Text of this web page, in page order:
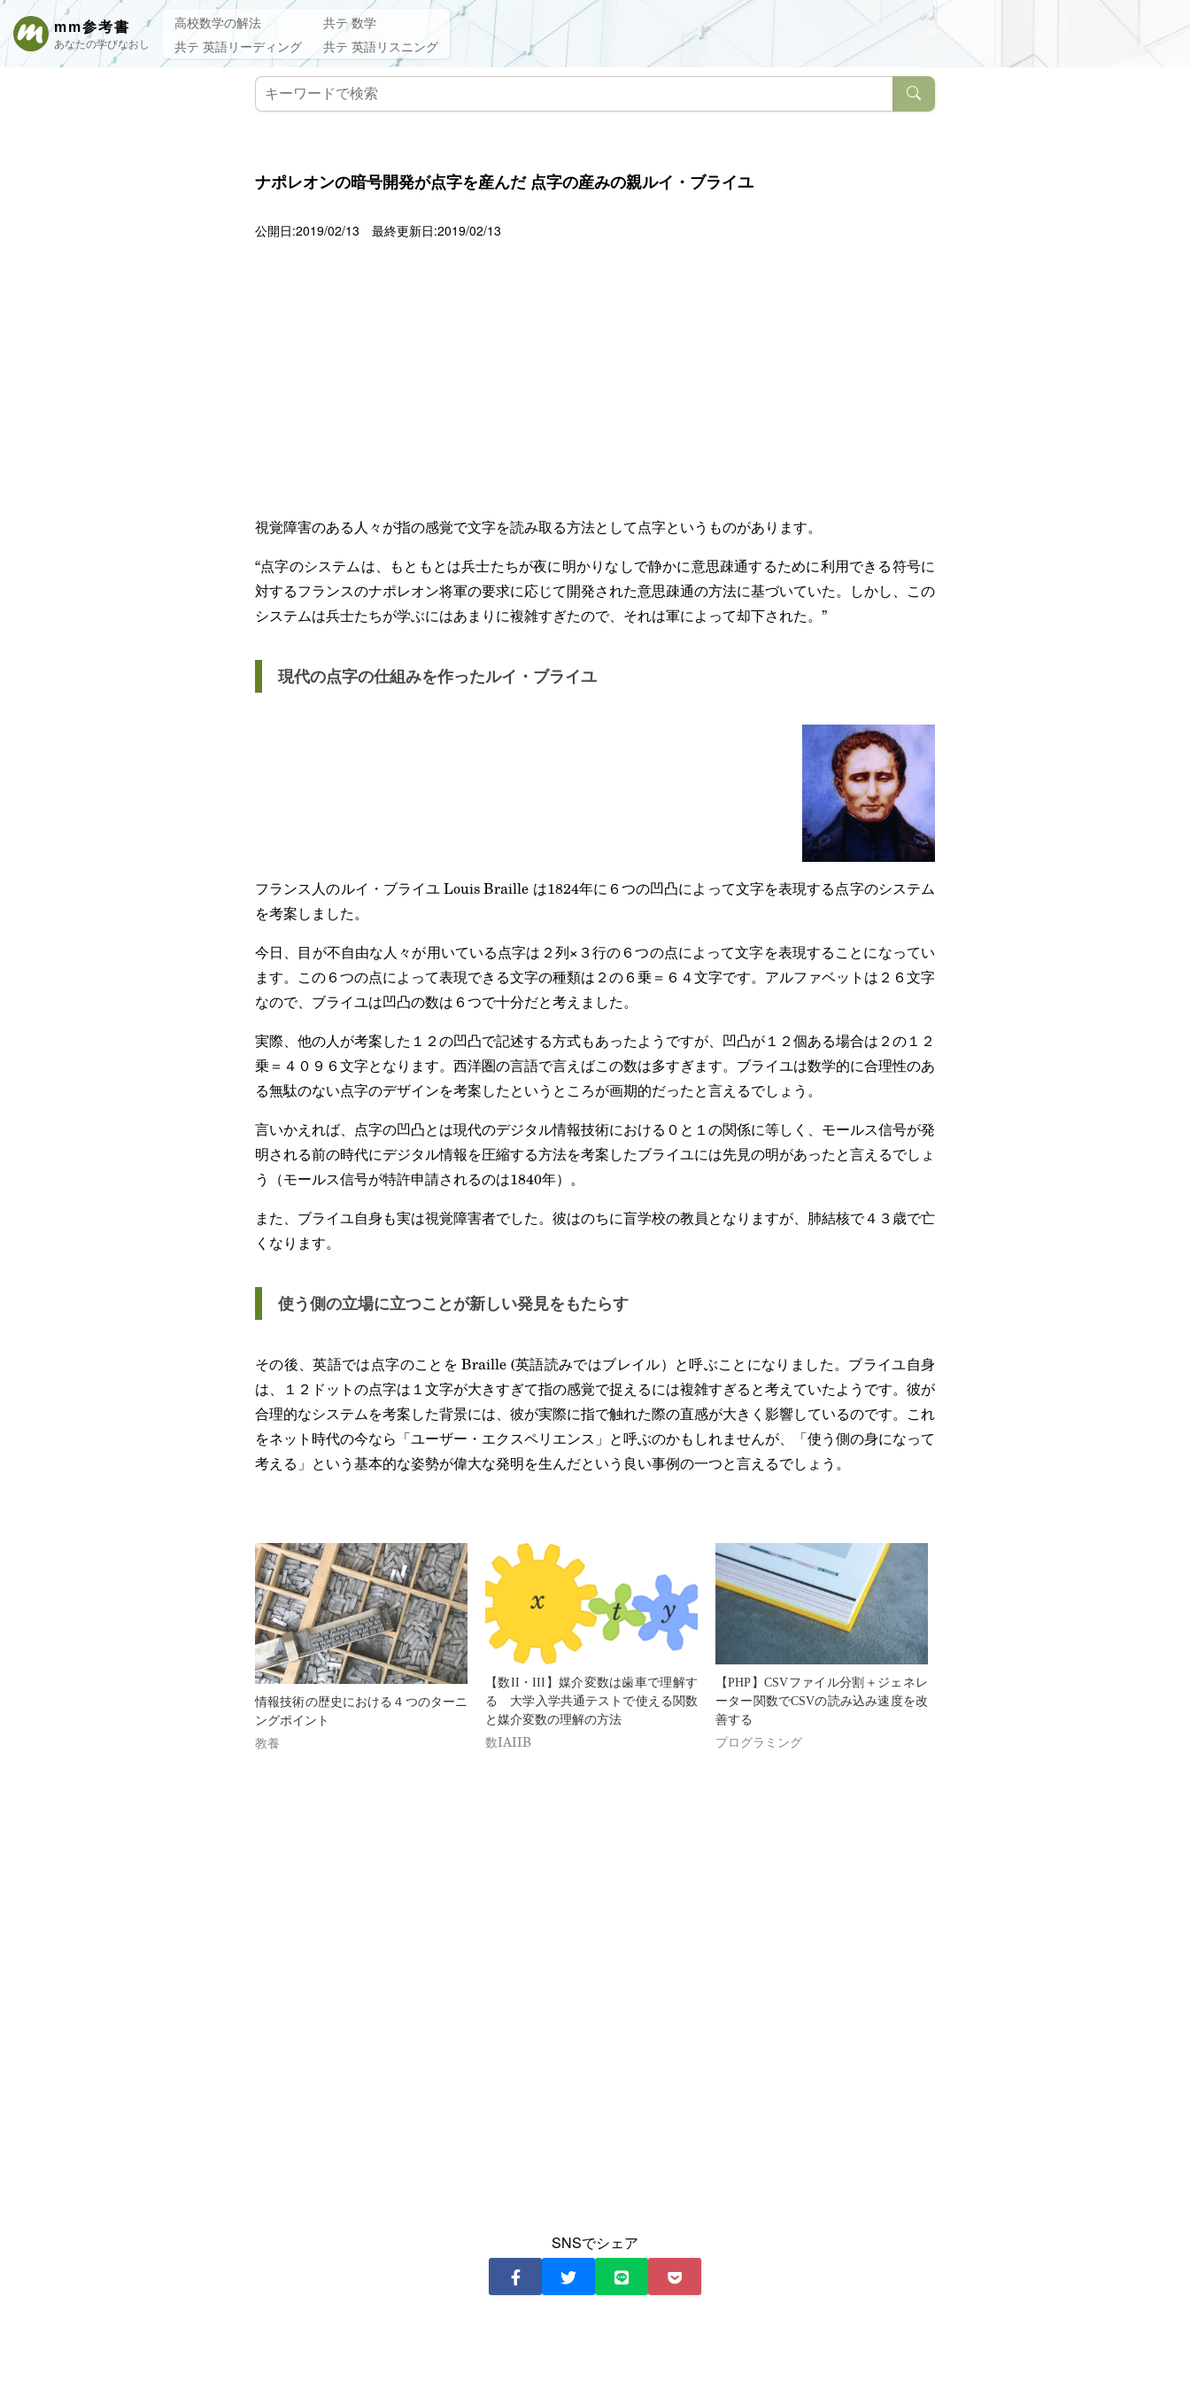
mm参考書
あなたの学びなおし
高校数学の解法
共テ 数学
共テ 英語リーディング
共テ 英語リスニング
ナポレオンの暗号開発が点字を産んだ 点字の産みの親ルイ・ブライユ
公開日:2019/02/13 最終更新日:2019/02/13
視覚障害のある人々が指の感覚で文字を読み取る方法として点字というものがあります。
“点字のシステムは、もともとは兵士たちが夜に明かりなしで静かに意思疎通するために利用できる符号に
対するフランスのナポレオン将軍の要求に応じて開発された意思疎通の方法に基づいていた。しかし、この
システムは兵士たちが学ぶにはあまりに複雑すぎたので、それは軍によって却下された。”
現代の点字の仕組みを作ったルイ・ブライユ
フランス人のルイ・ブライユ Louis Braille は1824年に６つの凹凸によって文字を表現する点字のシステム
を考案しました。
今日、目が不自由な人々が用いている点字は２列×３行の６つの点によって文字を表現することになってい
ます。この６つの点によって表現できる文字の種類は２の６乗＝６４文字です。アルファベットは２６文字
なので、ブライユは凹凸の数は６つで十分だと考えました。
実際、他の人が考案した１２の凹凸で記述する方式もあったようですが、凹凸が１２個ある場合は２の１２
乗＝４０９６文字となります。西洋圏の言語で言えばこの数は多すぎます。ブライユは数学的に合理性のあ
る無駄のない点字のデザインを考案したというところが画期的だったと言えるでしょう。
言いかえれば、点字の凹凸とは現代のデジタル情報技術における０と１の関係に等しく、モールス信号が発
明される前の時代にデジタル情報を圧縮する方法を考案したブライユには先見の明があったと言えるでしょ
う（モールス信号が特許申請されるのは1840年）。
また、ブライユ自身も実は視覚障害者でした。彼はのちに盲学校の教員となりますが、肺結核で４３歳で亡
くなります。
使う側の立場に立つことが新しい発見をもたらす
その後、英語では点字のことを Braille (英語読みではブレイル）と呼ぶことになりました。ブライユ自身
は、１２ドットの点字は１文字が大きすぎて指の感覚で捉えるには複雑すぎると考えていたようです。彼が
合理的なシステムを考案した背景には、彼が実際に指で触れた際の直感が大きく影響しているのです。これ
をネット時代の今なら「ユーザー・エクスペリエンス」と呼ぶのかもしれませんが、「使う側の身になって
考える」という基本的な姿勢が偉大な発明を生んだという良い事例の一つと言えるでしょう。
情報技術の歴史における４つのターニ
ングポイント
教養
【数II・III】媒介変数は歯車で理解す
る 大学入学共通テストで使える関数
と媒介変数の理解の方法
数IAIIB
【PHP】CSVファイル分割＋ジェネレ
ーター関数でCSVの読み込み速度を改
善する
プログラミング
SNSでシェア